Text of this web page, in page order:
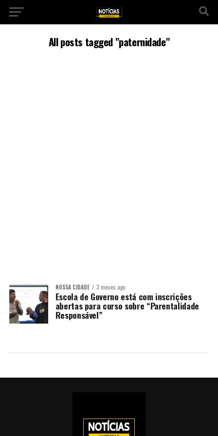
All posts tagged "paternidade"
NOSSA CIDADE 3 meses ago
Escola de Governo está com inscrições
abertas para curso sobre “Parentalidade
Responsável”